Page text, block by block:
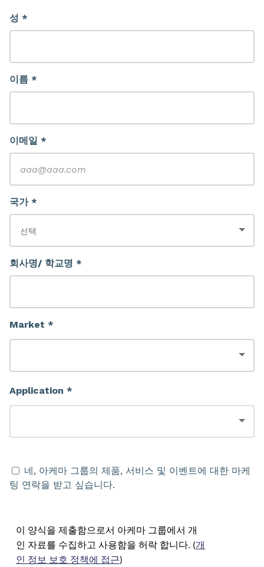
성 *
이름 *
이메일 *
국가 *
회사명/ 학교명 *
Market *
Application *
네, 아케마 그룹의 제품, 서비스 및 이벤트에 대한 마케
팅 연락을 받고 싶습니다.
이 양식을 제출함으로서 아케마 그룹에서 개
인 자료를 수집하고 사용함을 허락 합니다. (개
인 정보 보호 정책에 접근)